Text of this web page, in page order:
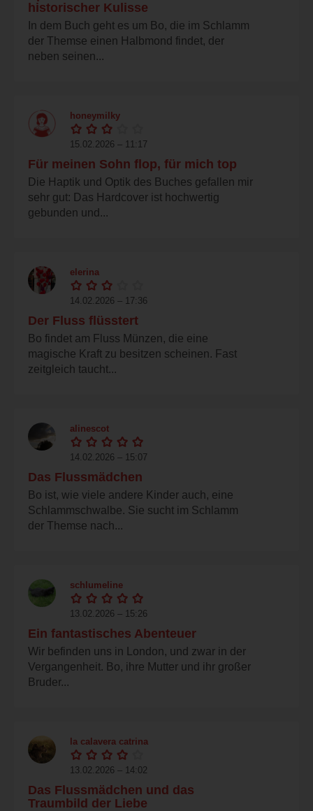
historischer Kulisse
In dem Buch geht es um Bo, die im Schlamm
der Themse einen Halbmond findet, der
neben seinen...
honeymilky
15.02.2026 – 11:17
Für meinen Sohn flop, für mich top
Die Haptik und Optik des Buches gefallen mir
sehr gut: Das Hardcover ist hochwertig
gebunden und...
elerina
14.02.2026 – 17:36
Der Fluss flüsstert
Bo findet am Fluss Münzen, die eine
magische Kraft zu besitzen scheinen. Fast
zeitgleich taucht...
alinescot
14.02.2026 – 15:07
Das Flussmädchen
Bo ist, wie viele andere Kinder auch, eine
Schlammschwalbe. Sie sucht im Schlamm
der Themse nach...
schlumeline
13.02.2026 – 15:26
Ein fantastisches Abenteuer
Wir befinden uns in London, und zwar in der
Vergangenheit. Bo, ihre Mutter und ihr großer
Bruder...
la calavera catrina
13.02.2026 – 14:02
Das Flussmädchen und das
Traumbild der Liebe